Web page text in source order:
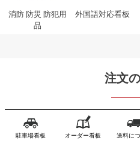
駐車場看板 オーダー看板 送料に
消防 防災 防犯用
品
外国語対応看板
注文
ご注文